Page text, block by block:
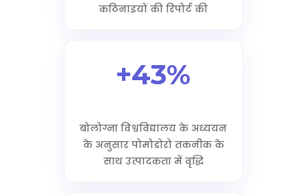
कठिनाइयों की रिपोर्ट की
+43%
बोलोग्ना विश्वविद्यालय के अध्ययन
के अनुसार पोमोडोरो तकनीक के
साथ उत्पादकता में वृद्धि